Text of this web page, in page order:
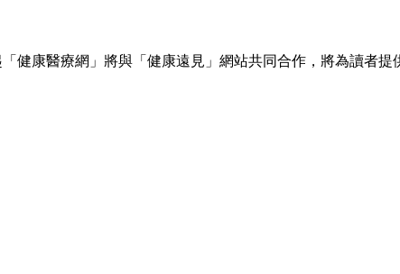
健康醫療網」將與「健康遠見」網站共同合作，將為讀者